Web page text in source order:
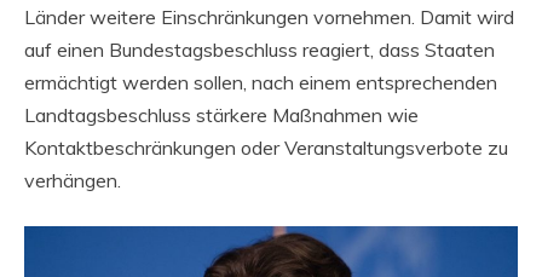
Länder weitere Einschränkungen vornehmen. Damit wird
auf einen Bundestagsbeschluss reagiert, dass Staaten
ermächtigt werden sollen, nach einem entsprechenden
Landtagsbeschluss stärkere Maßnahmen wie
Kontaktbeschränkungen oder Veranstaltungsverbote zu
verhängen.